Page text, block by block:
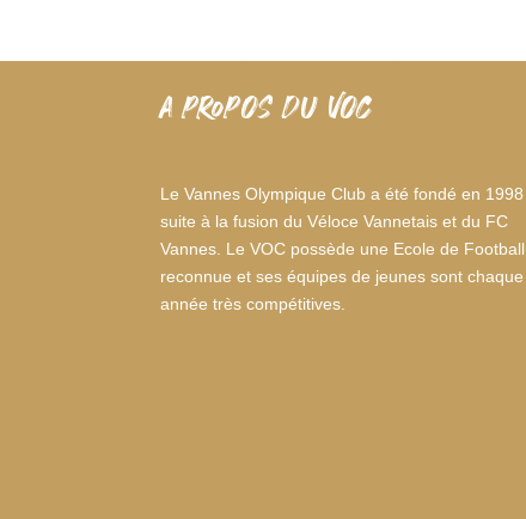
A PROPOS DU VOC
Le Vannes Olympique Club a été fondé en 1998
suite à la fusion du Véloce Vannetais et du FC
Vannes. Le VOC possède une Ecole de Football
reconnue et ses équipes de jeunes sont chaque
année très compétitives.